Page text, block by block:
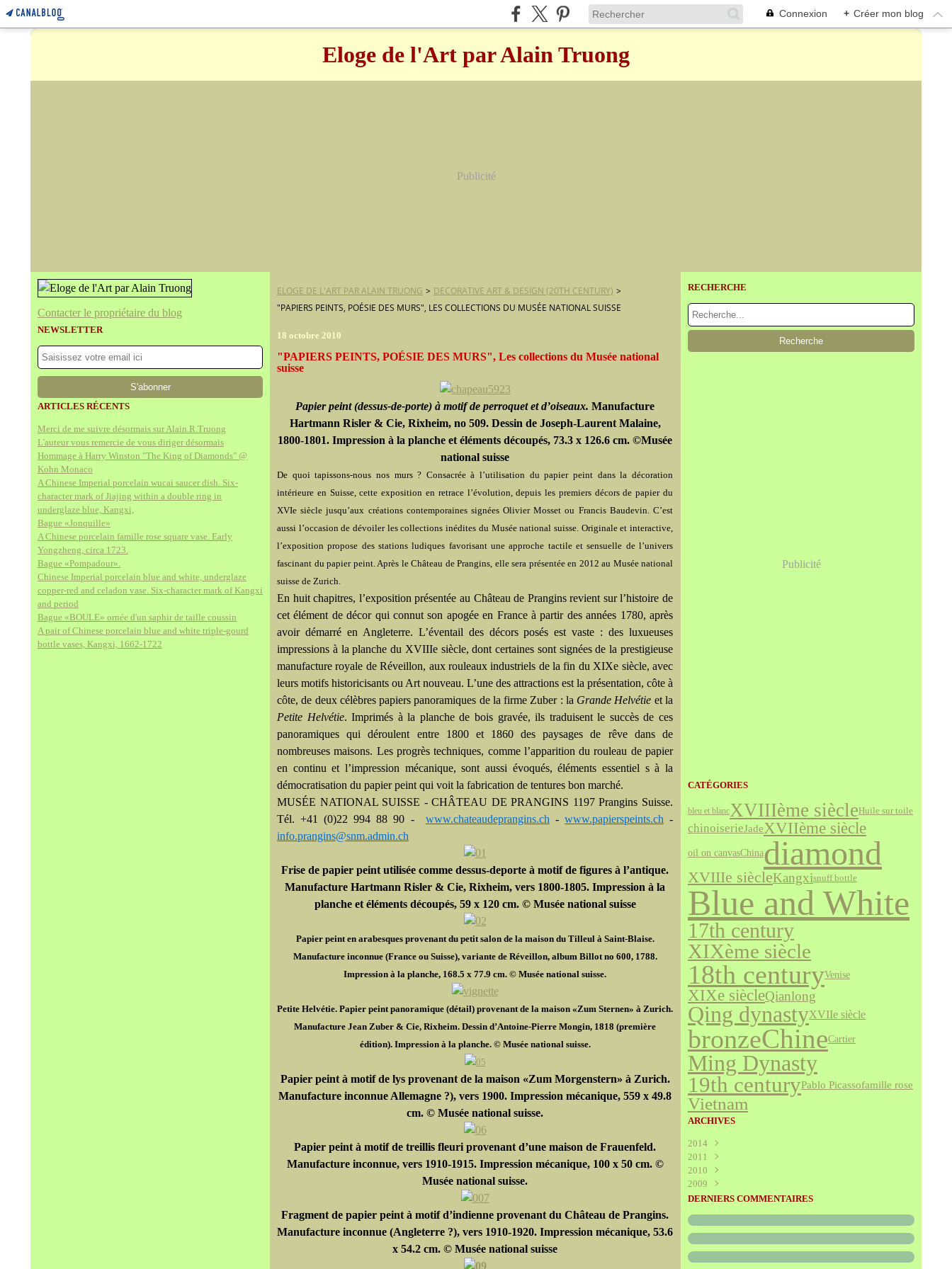
Connexion + Créer mon blog
Eloge de l'Art par Alain Truong
Publicité
Contacter le propriétaire du blog
NEWSLETTER
ARTICLES RÉCENTS
Merci de me suivre désormais sur Alain.R.Truong
L'auteur vous remercie de vous diriger désormais
Hommage à Harry Winston "The King of Diamonds" @
Kohn Monaco
A Chinese Imperial porcelain wucai saucer dish. Six-
character mark of Jiajing within a double ring in
underglaze blue, Kangxi,
Bague «Jonquille»
A Chinese porcelain famille rose square vase. Early
Yongzheng, circa 1723.
Bague «Pompadour».
Chinese Imperial porcelain blue and white, underglaze
copper-red and celadon vase. Six-character mark of Kangxi
and period
Bague «BOULE» ornée d'un saphir de taille coussin
A pair of Chinese porcelain blue and white triple-gourd
bottle vases, Kangxi, 1662-1722
ELOGE DE L'ART PAR ALAIN TRUONG > DECORATIVE ART & DESIGN (20TH CENTURY) >
"PAPIERS PEINTS, POÉSIE DES MURS", LES COLLECTIONS DU MUSÉE NATIONAL SUISSE
18 octobre 2010
"PAPIERS PEINTS, POÉSIE DES MURS", Les collections du Musée national
suisse
Papier peint (dessus-de-porte) à motif de perroquet et d’oiseaux. Manufacture
Hartmann Risler & Cie, Rixheim, no 509. Dessin de Joseph-Laurent Malaine,
1800-1801. Impression à la planche et éléments découpés, 73.3 x 126.6 cm. ©Musée
national suisse
De quoi tapissons-nous nos murs ? Consacrée à l’utilisation du papier peint dans la décoration
intérieure en Suisse, cette exposition en retrace l’évolution, depuis les premiers décors de papier du
XVIe siècle jusqu’aux créations contemporaines signées Olivier Mosset ou Francis Baudevin. C’est
aussi l’occasion de dévoiler les collections inédites du Musée national suisse. Originale et interactive,
l’exposition propose des stations ludiques favorisant une approche tactile et sensuelle de l’univers
fascinant du papier peint. Après le Château de Prangins, elle sera présentée en 2012 au Musée national
suisse de Zurich.
En huit chapitres, l’exposition présentée au Château de Prangins revient sur l’histoire de
cet élément de décor qui connut son apogée en France à partir des années 1780, après
avoir démarré en Angleterre. L’éventail des décors posés est vaste : des luxueuses
impressions à la planche du XVIIIe siècle, dont certaines sont signées de la prestigieuse
manufacture royale de Réveillon, aux rouleaux industriels de la fin du XIXe siècle, avec
leurs motifs historicisants ou Art nouveau. L’une des attractions est la présentation, côte à
côte, de deux célèbres papiers panoramiques de la firme Zuber : la Grande Helvétie et la
Petite Helvétie. Imprimés à la planche de bois gravée, ils traduisent le succès de ces
panoramiques qui déroulent entre 1800 et 1860 des paysages de rêve dans de
nombreuses maisons. Les progrès techniques, comme l’apparition du rouleau de papier
en continu et l’impression mécanique, sont aussi évoqués, éléments essentiel s à la
démocratisation du papier peint qui voit la fabrication de tentures bon marché.
MUSÉE NATIONAL SUISSE - CHÂTEAU DE PRANGINS 1197 Prangins Suisse.
Tél. +41 (0)22 994 88 90 - www.chateaudeprangins.ch - www.papierspeints.ch -
info.prangins@snm.admin.ch
Frise de papier peint utilisée comme dessus-deporte à motif de figures à l’antique.
Manufacture Hartmann Risler & Cie, Rixheim, vers 1800-1805. Impression à la
planche et éléments découpés, 59 x 120 cm. © Musée national suisse
Papier peint en arabesques provenant du petit salon de la maison du Tilleul à Saint-Blaise.
Manufacture inconnue (France ou Suisse), variante de Réveillon, album Billot no 600, 1788.
Impression à la planche, 168.5 x 77.9 cm. © Musée national suisse.
Petite Helvétie. Papier peint panoramique (détail) provenant de la maison «Zum Sternen» à Zurich.
Manufacture Jean Zuber & Cie, Rixheim. Dessin d’Antoine-Pierre Mongin, 1818 (première
édition). Impression à la planche. © Musée national suisse.
Papier peint à motif de lys provenant de la maison «Zum Morgenstern» à Zurich.
Manufacture inconnue Allemagne ?), vers 1900. Impression mécanique, 559 x 49.8
cm. © Musée national suisse.
Papier peint à motif de treillis fleuri provenant d’une maison de Frauenfeld.
Manufacture inconnue, vers 1910-1915. Impression mécanique, 100 x 50 cm. ©
Musée national suisse.
Fragment de papier peint à motif d’indienne provenant du Château de Prangins.
Manufacture inconnue (Angleterre ?), vers 1910-1920. Impression mécanique, 53.6
x 54.2 cm. © Musée national suisse
RECHERCHE
Publicité
CATÉGORIES
bleu et blancXVIIIème siècleHuile sur toile
chinoiserieJadeXVIIème siècle
oil on canvasChinadiamond
XVIIIe siècleKangxisnuff bottle
Blue and White
17th century
XIXème siècle
18th centuryVenise
XIXe siècleQianlong
Qing dynastyXVIIe siècle
bronzeChineCartier
Ming Dynasty
19th centuryPablo Picassofamille rose
Vietnam
ARCHIVES
2014
Août
2011
Juillet
Juin
Mai(340)
Mars(227)
Janvier(289)
2010
Décembre
Novembre(595)
Septembre(272)
Juillet(325)
Juin(466)
2009
Décembre(208)
Octobre(227)
Août(273)
Juillet(316)
DERNIERS COMMENTAIRES